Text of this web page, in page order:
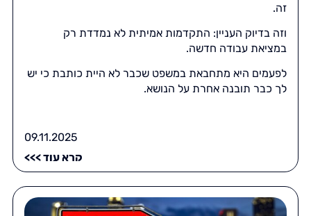
זה.
וזה בדיוק העניין: התקדמות אמיתית לא נמדדת רק
במציאת עבודה חדשה.
לפעמים היא מתחבאת במשפט שכבר לא היית כותבת כי יש
לך כבר תובנה אחרת על הנושא.
09.11.2025
קרא עוד >>>